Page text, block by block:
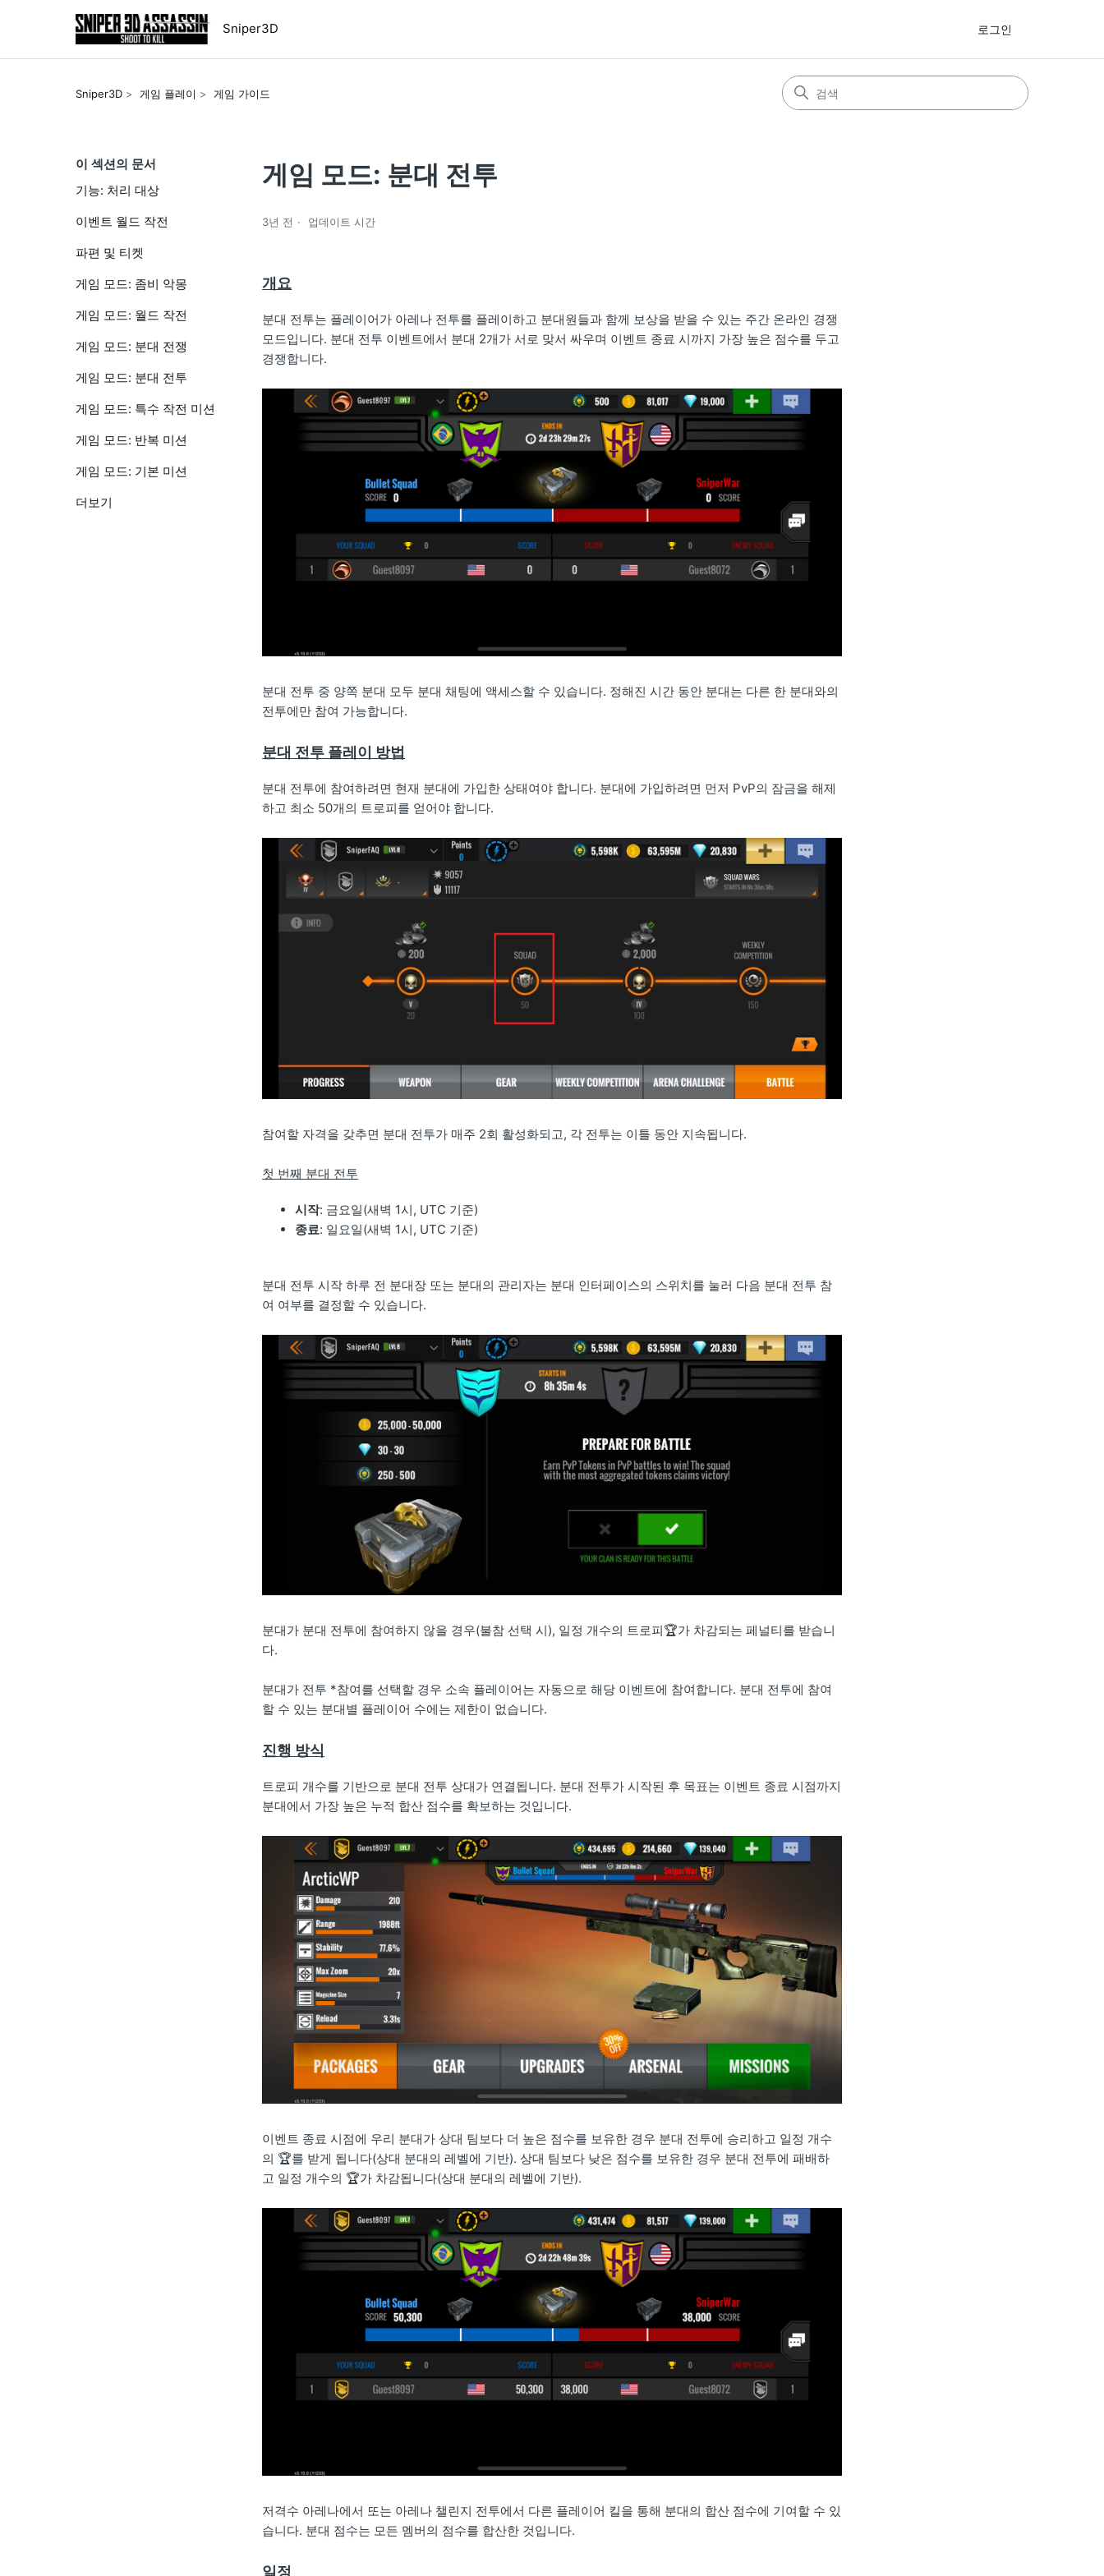
Sniper3D 로그인
Sniper3D 게임 플레이 게임 가이드
이 섹션의 문서
기능: 처리 대상
이벤트 월드 작전
파편 및 티켓
게임 모드: 좀비 악몽
게임 모드: 월드 작전
게임 모드: 분대 전쟁
게임 모드: 분대 전투
게임 모드: 특수 작전 미션
게임 모드: 반복 미션
게임 모드: 기본 미션
더보기
게임 모드: 분대 전투
3년 전 업데이트 시간
개요
분대 전투는 플레이어가 아레나 전투를 플레이하고 분대원들과 함께 보상을 받을 수 있는 주간 온라인 경쟁
모드입니다. 분대 전투 이벤트에서 분대 2개가 서로 맞서 싸우며 이벤트 종료 시까지 가장 높은 점수를 두고
경쟁합니다.
분대 전투 중 양쪽 분대 모두 분대 채팅에 액세스할 수 있습니다. 정해진 시간 동안 분대는 다른 한 분대와의
전투에만 참여 가능합니다.
분대 전투 플레이 방법
분대 전투에 참여하려면 현재 분대에 가입한 상태여야 합니다. 분대에 가입하려면 먼저 PvP의 잠금을 해제
하고 최소 50개의 트로피를 얻어야 합니다.
참여할 자격을 갖추면 분대 전투가 매주 2회 활성화되고, 각 전투는 이틀 동안 지속됩니다.
첫 번째 분대 전투
시작: 금요일(새벽 1시, UTC 기준)
종료: 일요일(새벽 1시, UTC 기준)
분대 전투 시작 하루 전 분대장 또는 분대의 관리자는 분대 인터페이스의 스위치를 눌러 다음 분대 전투 참
여 여부를 결정할 수 있습니다.
분대가 분대 전투에 참여하지 않을 경우(불참 선택 시), 일정 개수의 트로피🏆가 차감되는 페널티를 받습니
다.
분대가 전투 *참여를 선택할 경우 소속 플레이어는 자동으로 해당 이벤트에 참여합니다. 분대 전투에 참여
할 수 있는 분대별 플레이어 수에는 제한이 없습니다.
진행 방식
트로피 개수를 기반으로 분대 전투 상대가 연결됩니다. 분대 전투가 시작된 후 목표는 이벤트 종료 시점까지
분대에서 가장 높은 누적 합산 점수를 확보하는 것입니다.
이벤트 종료 시점에 우리 분대가 상대 팀보다 더 높은 점수를 보유한 경우 분대 전투에 승리하고 일정 개수
의 🏆를 받게 됩니다(상대 분대의 레벨에 기반). 상대 팀보다 낮은 점수를 보유한 경우 분대 전투에 패배하
고 일정 개수의 🏆가 차감됩니다(상대 분대의 레벨에 기반).
저격수 아레나에서 또는 아레나 챌린지 전투에서 다른 플레이어 킬을 통해 분대의 합산 점수에 기여할 수 있
습니다. 분대 점수는 모든 멤버의 점수를 합산한 것입니다.
일정